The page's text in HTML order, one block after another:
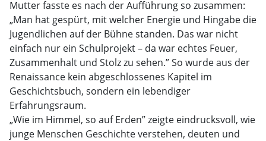
Mutter fasste es nach der Aufführung so zusammen:
„Man hat gespürt, mit welcher Energie und Hingabe die
Jugendlichen auf der Bühne standen. Das war nicht
einfach nur ein Schulprojekt – da war echtes Feuer,
Zusammenhalt und Stolz zu sehen.” So wurde aus der
Renaissance kein abgeschlossenes Kapitel im
Geschichtsbuch, sondern ein lebendiger
Erfahrungsraum.
„Wie im Himmel, so auf Erden” zeigte eindrucksvoll, wie
junge Menschen Geschichte verstehen, deuten und